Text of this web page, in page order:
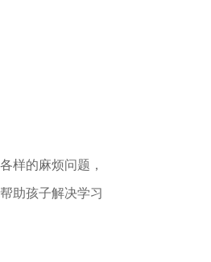
样的麻烦问题，
助孩子解决学习